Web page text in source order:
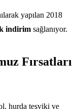
yapılan 2018
indirim sağlanıyor.
Fırsatları
hurda teşviki ve